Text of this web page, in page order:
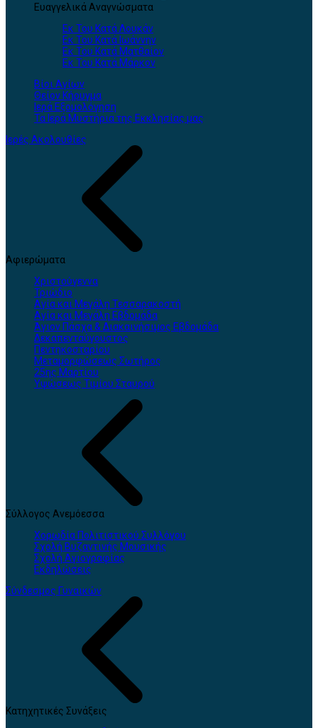
Ευαγγελικά Αναγνώσματα
Εκ Του Κατά Λουκάν
Εκ Του Κατά Ιωάννην
Εκ Του Κατά Ματθαίον
Εκ Του Κατά Μάρκον
Βίοι Αγίων
Θείον Κήρυγμα
Ιερά Εξομολόγηση
Τα Ιερά Μυστήρια της Εκκλησίας μας
Ιερές Ακολουθίες
Αφιερώματα
Χριστούγεννα
Τριώδιο
Αγία και Μεγάλη Τεσσαρακοστή
Αγία και Μεγάλη Εβδομάδα
Άγιον Πάσχα & Διακαινήσιμος Εβδομάδα
Δεκαπενταύγουστος
Πεντηκοσταρίου
Μεταμορφώσεως Σωτήρος
25ης Μαρτίου
Υψώσεως Τιμίου Σταυρού
Σύλλογος Ανεμόεσσα
Χορωδία Πολιτιστικού Συλλόγου
Σχολή Βυζαντινής Μουσικής
Σχολή Αγιογραφίας
Εκδηλώσεις
Σύνδεσμος Γυναικών
Κατηχητικές Συνάξεις